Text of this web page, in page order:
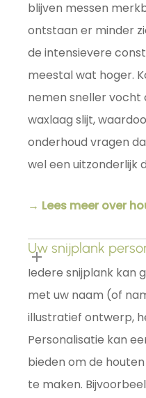
blijven messen
ontstaan er minder
de intensievere
meestal wat hoger.
nemen sneller vocht
waxlaag slijt,
onderhoud vragen
wel een uitzonderlijk
→ Lees meer over
Uw snijplank
Iedere snijplank kan
met uw naam (of
illustratief ontwerp,
Personalisatie kan
bieden om de
te maken.